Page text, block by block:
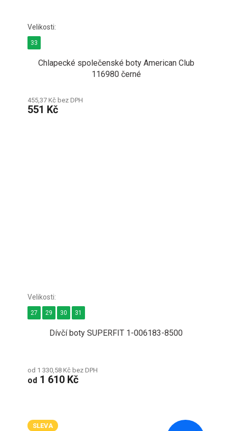
Chlapecké společenské boty American Club
116980 černé
455,37 Kč bez DPH
551 Kč
33
Dívčí boty SUPERFIT 1-006183-8500
od 1 330,58 Kč bez DPH
od 1 610 Kč
27 29 30 31
SLEVA